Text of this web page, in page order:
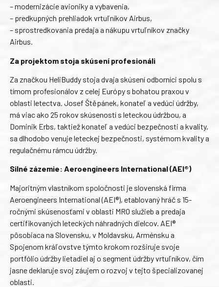
– modernizácie avioniky a vybavenia,
– predkupných prehliadok vrtuľníkov Airbus,
– sprostredkovania predaja a nákupu vrtuľníkov značky
Airbus.
Za projektom stoja skúsení profesionáli
Za značkou HeliBuddy stoja dvaja skúsení odborníci spolu s
tímom profesionálov z celej Európy s bohatou praxou v
oblasti letectva. Josef Štěpánek, konateľ a vedúci údržby,
má viac ako 25 rokov skúseností s leteckou údržbou, a
Dominik Erbs, taktiež konateľ a vedúci bezpečnosti a kvality,
sa dlhodobo venuje leteckej bezpečnosti, systémom kvality a
regulačnému rámcu údržby.
Silné zázemie: Aeroengineers International (AEI®)
Majoritným vlastníkom spoločnosti je slovenská firma
Aeroengineers International (AEI®), etablovaný hráč s 15-
ročnými skúsenosťami v oblasti MRO služieb a predaja
certifikovaných leteckých náhradných dielcov. AEI®
pôsobiaca na Slovensku, v Moldavsku, Arménsku a
Spojenom kráľovstve týmto krokom rozširuje svoje
portfólio údržby lietadiel aj o segment údržby vrtuľníkov, čím
jasne deklaruje svoj záujem o rozvoj v tejto špecializovanej
oblasti.